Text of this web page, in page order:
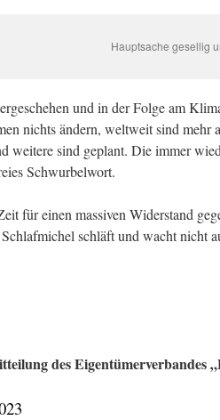
Hauptsache gesellig
und in der Folge am
nichts ändern, weltweit sind
weitere sind geplant. Die immer
Schwurbelwort.
für einen massiven Widerstand
Schlafmichel schläft und wacht nicht
des Eigentümerverbandes